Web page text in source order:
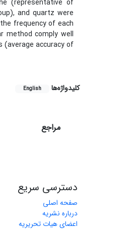
(representative of
and quartz were
frequency of each
method comply well
accuracy of
کلیدواژه‌ها English
مراجع
دسترسی سریع
صفحه اصلی
درباره نشریه
اعضای هیات تحریریه